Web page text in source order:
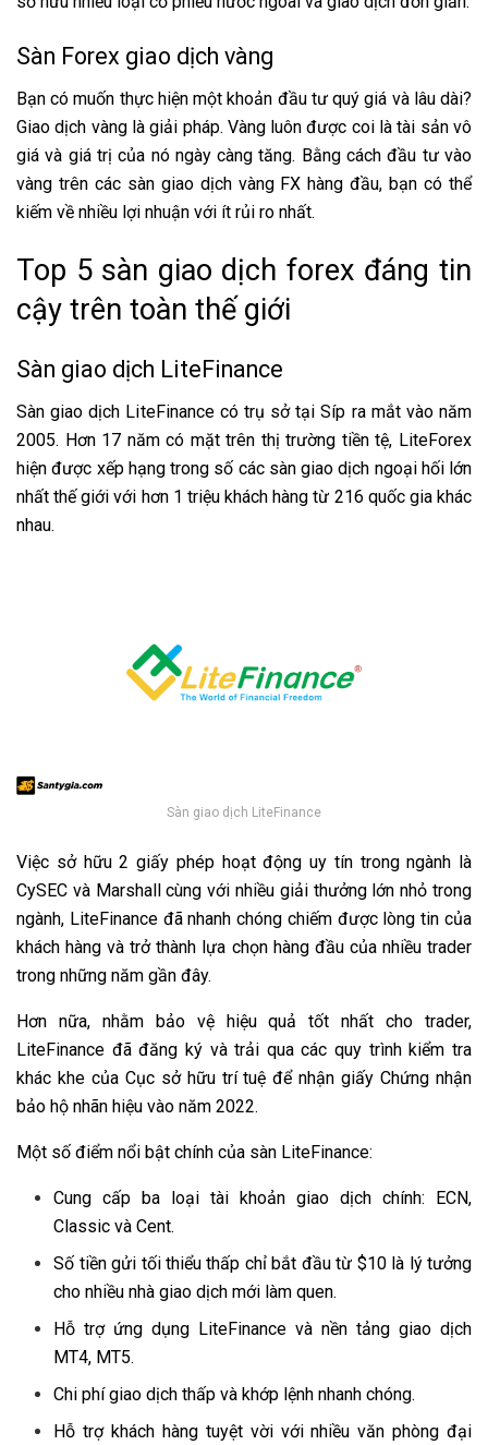
Sàn Forex giao dịch vàng
Bạn có muốn thực hiện một khoản đầu tư quý giá và lâu dài?
Giao dịch vàng là giải pháp. Vàng luôn được coi là tài sản vô
giá và giá trị của nó ngày càng tăng. Bằng cách đầu tư vào
vàng trên các sàn giao dịch vàng FX hàng đầu, bạn có thể
kiếm về nhiều lợi nhuận với ít rủi ro nhất.
Top 5 sàn giao dịch forex đáng tin
cậy trên toàn thế giới
Sàn giao dịch LiteFinance
Sàn giao dịch LiteFinance có trụ sở tại Síp ra mắt vào năm
2005. Hơn 17 năm có mặt trên thị trường tiền tệ, LiteForex
hiện được xếp hạng trong số các sàn giao dịch ngoại hối lớn
nhất thế giới với hơn 1 triệu khách hàng từ 216 quốc gia khác
nhau.
Sàn giao dịch LiteFinance
Việc sở hữu 2 giấy phép hoạt động uy tín trong ngành là
CySEC và Marshall cùng với nhiều giải thưởng lớn nhỏ trong
ngành, LiteFinance đã nhanh chóng chiếm được lòng tin của
khách hàng và trở thành lựa chọn hàng đầu của nhiều trader
trong những năm gần đây.
Hơn nữa, nhằm bảo vệ hiệu quả tốt nhất cho trader,
LiteFinance đã đăng ký và trải qua các quy trình kiểm tra
khác khe của Cục sở hữu trí tuệ để nhận giấy Chứng nhận
bảo hộ nhãn hiệu vào năm 2022.
Một số điểm nổi bật chính của sàn LiteFinance:
Cung cấp ba loại tài khoản giao dịch chính: ECN,
Classic và Cent.
Số tiền gửi tối thiểu thấp chỉ bắt đầu từ $10 là lý tưởng
cho nhiều nhà giao dịch mới làm quen.
Hỗ trợ ứng dụng LiteFinance và nền tảng giao dịch
MT4, MT5.
Chi phí giao dịch thấp và khớp lệnh nhanh chóng.
Hỗ trợ khách hàng tuyệt vời với nhiều văn phòng đại